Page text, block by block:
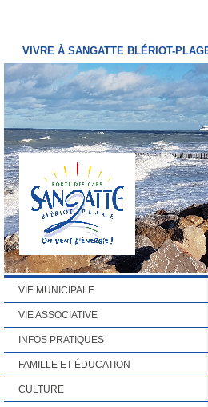
VIVRE À SANGATTE BLÉRIOT-
VIE MUNICIPALE
VIE ASSOCIATIVE
INFOS PRATIQUES
FAMILLE ET ÉDUCATION
CULTURE